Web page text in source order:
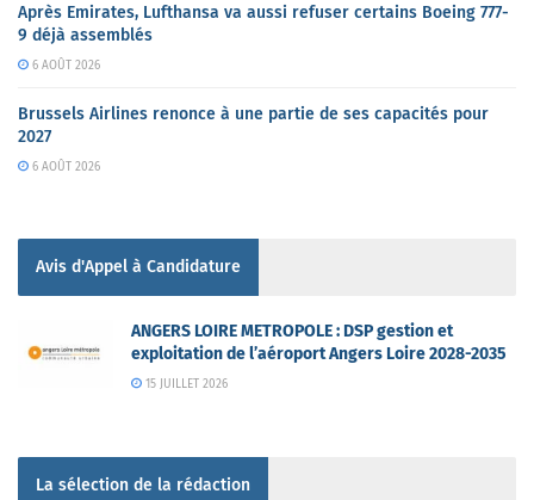
Après Emirates, Lufthansa va aussi refuser certains Boeing 777-
9 déjà assemblés
6 AOÛT 2026
Brussels Airlines renonce à une partie de ses capacités pour
2027
6 AOÛT 2026
Avis d'Appel à Candidature
ANGERS LOIRE METROPOLE : DSP gestion et
exploitation de l’aéroport Angers Loire 2028-2035
15 JUILLET 2026
La sélection de la rédaction